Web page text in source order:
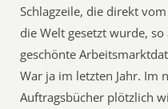
Schlagzeile, die direkt
die Welt gesetzt wurde,
geschönte
War ja im letzten Jahr. Im
Auftragsbücher plötzlich